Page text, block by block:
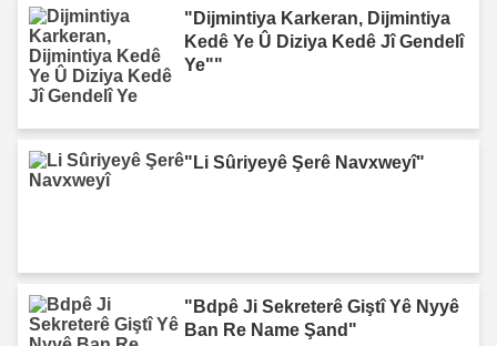
"Dijmintiya Karkeran, Dijmintiya
Kedê Ye Û Diziya Kedê Jî Gendelî
Ye""
"Li Sûriyeyê Şerê Navxweyî"
"Bdpê Ji Sekreterê Giştî Yê Nyyê
Ban Re Name Şand"